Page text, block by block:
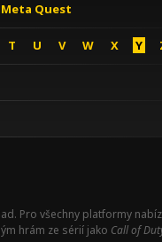
Meta Quest
T U V W X Y
Pro všechny platformy
hrám ze sérií jako Call of